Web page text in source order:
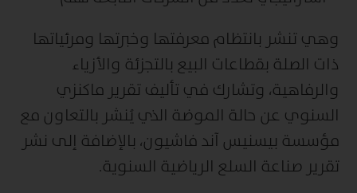
وهي تنشر بانتظام معرفتها وخبرتها ومرئياتها
ذات الصلة بقطاعات البيع بالتجزئة والأزياء
والرفاهية، وتشارك في تأليف تقرير ماكنزي
السنوي عن حالة الموضة الذي يُنشر بالتعاون مع
مؤسسة بيسنيس آند فاشيون، بالإضافة إلى نشر
تقرير صناعة السلع الرياضية السنوية.